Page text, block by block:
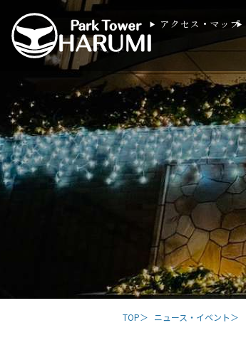
アクセス・マップ
TOP ニュース・イベント